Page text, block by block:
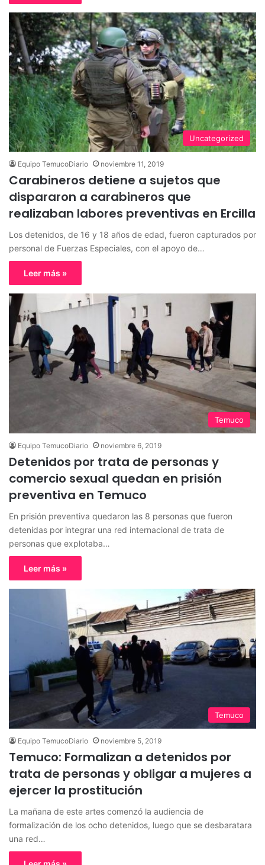
Uncategorized
Equipo TemucoDiario noviembre 11, 2019
Carabineros detiene a sujetos que
dispararon a carabineros que
realizaban labores preventivas en Ercilla
Los detenidos, de 16 y 18 años de edad, fueron capturados por
personal de Fuerzas Especiales, con el apoyo de…
Leer más »
Temuco
Equipo TemucoDiario noviembre 6, 2019
Detenidos por trata de personas y
comercio sexual quedan en prisión
preventiva en Temuco
En prisión preventiva quedaron las 8 personas que fueron
detenidas por integrar una red internacional de trata de
personas que explotaba…
Leer más »
Temuco
Equipo TemucoDiario noviembre 5, 2019
Temuco: Formalizan a detenidos por
trata de personas y obligar a mujeres a
ejercer la prostitución
La mañana de este artes comenzó la audiencia de
formalización de los ocho detenidos, luego que se desbaratara
una red…